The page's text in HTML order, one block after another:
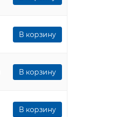
В корзину
В корзину
В корзину